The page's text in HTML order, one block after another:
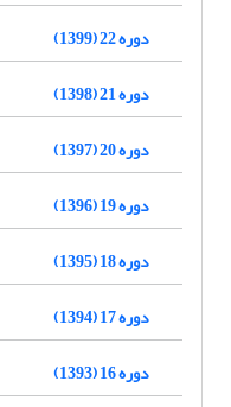
دوره 22 (1399)
دوره 21 (1398)
دوره 20 (1397)
دوره 19 (1396)
دوره 18 (1395)
دوره 17 (1394)
دوره 16 (1393)